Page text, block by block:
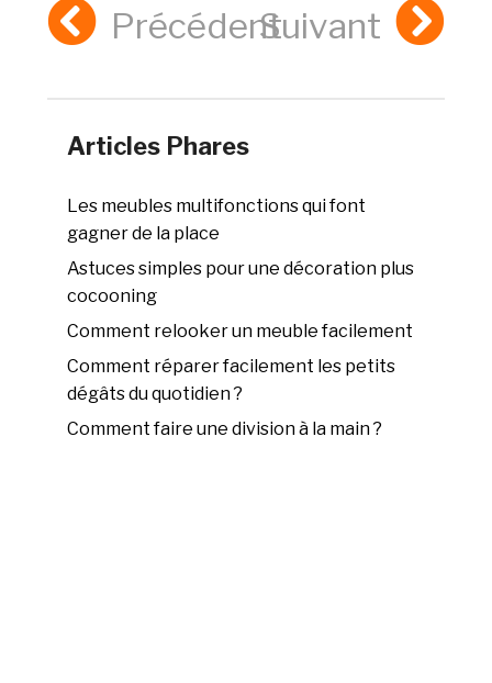
PrécédentSuivant
Articles Phares
Les meubles multifonctions qui font
gagner de la place
Astuces simples pour une décoration plus
cocooning
Comment relooker un meuble facilement
Comment réparer facilement les petits
dégâts du quotidien ?
Comment faire une division à la main ?